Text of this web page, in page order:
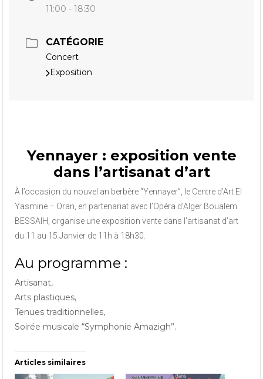
11:00 - 18:30
CATÉGORIE
Concert
Exposition
Yennayer : exposition vente
dans l’artisanat d’art
À l’occasion du nouvel an berbère “Yennayer”, le Centre d’Art El
Yasmine – Oran, en partenariat avec l’Opéra d’Alger Boualem
BESSAIH, organise une exposition vente dans l’artisanat d’art
du 11 au 15 Janvier de 11h à 18h30.
Au programme :
Artisanat,
Arts plastiques,
Tenues traditionnelles,
Soirée musicale “Symphonie Amazigh”.
Articles similaires